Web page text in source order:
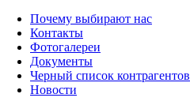
Почему выбирают нас
Контакты
Фотогалереи
Документы
Черный список контрагентов
Новости